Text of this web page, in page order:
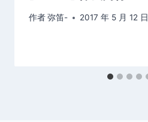
作者弥笛- 2017 年 5 月 12 日